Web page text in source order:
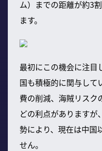
ム）までの距離が約3
ます。
最初にこの機会に注目
国も積極的に関与して
費の削減、海賊リスク
どの利点がありますが
勢により、現在は中国
せん。